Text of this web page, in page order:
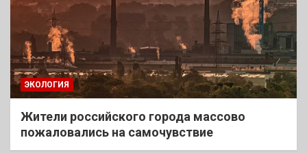
ЭКОЛОГИЯ
Жители российского города массово
пожаловались на самочувствие